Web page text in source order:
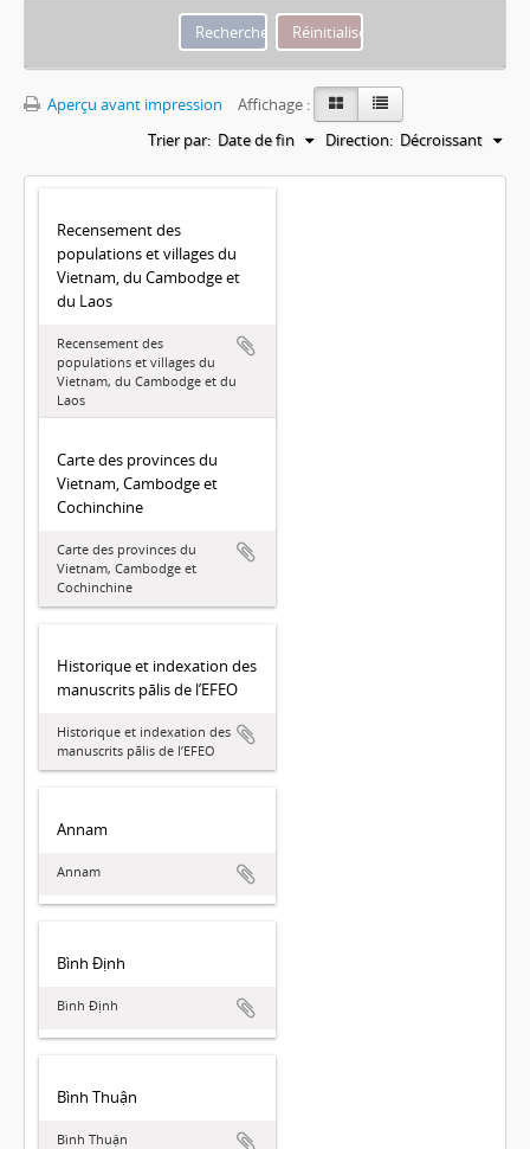
Aperçu avant impression
Affichage :
Trier par: Date de fin Direction: Décroissant
Recensement des
populations et villages du
Vietnam, du Cambodge et
du Laos
Recensement des
populations et villages du
Vietnam, du Cambodge et du
Laos
Carte des provinces du
Vietnam, Cambodge et
Cochinchine
Carte des provinces du
Vietnam, Cambodge et
Cochinchine
Historique et indexation des
manuscrits pālis de l’EFEO
Historique et indexation des
manuscrits pālis de l’EFEO
Annam
Annam
Bình Định
Bình Định
Bình Thuận
Bình Thuận